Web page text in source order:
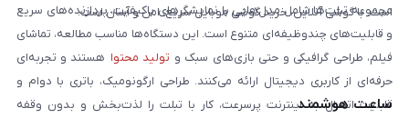
است. با گوشی آنلاین، خرید گوشی موبایل سریع، امن و آسان است.
مجموعه تبلت‌ها شامل مدل‌هایی با نمایشگرهای باکیفیت، پردازنده‌های سریع
و قابلیت‌های چندوظیفه‌ای متنوع است. این دستگاه‌ها مناسب مطالعه، تماشای
فیلم، طراحی گرافیکی و حتی بازی‌های سبک و تولید محتوا هستند و تجربه‌ای
حرفه‌ای از کاربری دیجیتال ارائه می‌کنند. طراحی ارگونومیک، باتری با دوام و
قابلیت اتصال به اینترنت پرسرعت، کار با تبلت را لذت‌بخش و بدون وقفه
ساعت هوشمند